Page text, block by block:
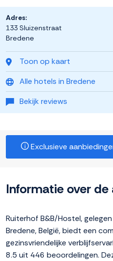
Toon op kaart
Alle hotels in Bredene
Bekijk reviews
Adres:
133 Sluizenstraat
Bredene
Exclusieve
Informatie over
Ruiterhof B&B/Hostel,
Bredene, België, biedt een
gezinsvriendelijke
8.5 uit 446 beoordelingen.